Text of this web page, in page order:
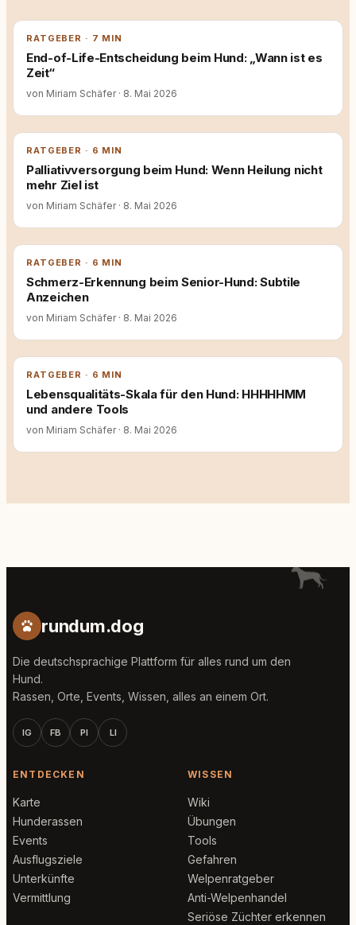
RATGEBER · 7 MIN
End-of-Life-Entscheidung beim Hund: „Wann ist es
Zeit“
von Miriam Schäfer · 8. Mai 2026
RATGEBER · 6 MIN
Palliativversorgung beim Hund: Wenn Heilung nicht
mehr Ziel ist
von Miriam Schäfer · 8. Mai 2026
RATGEBER · 6 MIN
Schmerz-Erkennung beim Senior-Hund: Subtile
Anzeichen
von Miriam Schäfer · 8. Mai 2026
RATGEBER · 6 MIN
Lebensqualitäts-Skala für den Hund: HHHHHMM
und andere Tools
von Miriam Schäfer · 8. Mai 2026
rundum.dog
Die deutschsprachige Plattform für alles rund um den
Hund.
Rassen, Orte, Events, Wissen, alles an einem Ort.
IG FB PI LI
ENTDECKEN
Karte
Hunderassen
Events
Ausflugsziele
Unterkünfte
Vermittlung
WISSEN
Wiki
Übungen
Tools
Gefahren
Welpenratgeber
Anti-Welpenhandel
Seriöse Züchter erkennen